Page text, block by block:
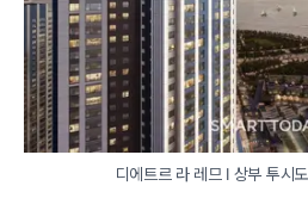
디에트르 라 레므 Ⅰ 상부 투시